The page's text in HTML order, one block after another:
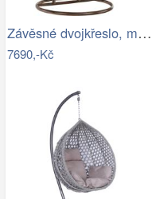
Závěsné dvojkřeslo, měděná/hnědá…
7690,-Kč